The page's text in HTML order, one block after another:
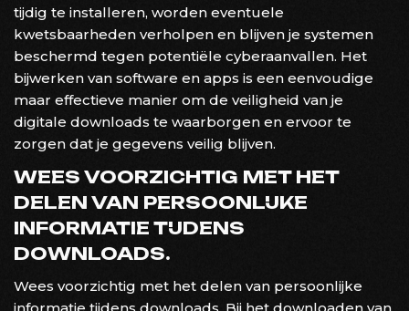
tijdig te installeren, worden eventuele
kwetsbaarheden verholpen en blijven je systemen
beschermd tegen potentiële cyberaanvallen. Het
bijwerken van software en apps is een eenvoudige
maar effectieve manier om de veiligheid van je
digitale downloads te waarborgen en ervoor te
zorgen dat je gegevens veilig blijven.
WEES VOORZICHTIG MET HET
DELEN VAN PERSOONLIJKE
INFORMATIE TIJDENS
DOWNLOADS.
Wees voorzichtig met het delen van persoonlijke
informatie tijdens downloads. Bij het downloaden van